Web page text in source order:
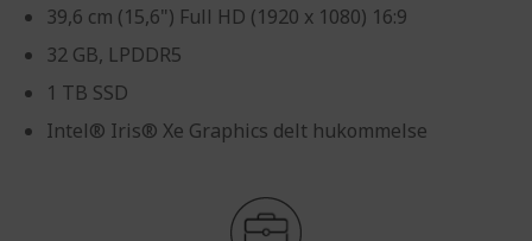
39,6 cm (15,6") Full HD (1920 x 1080) 16:9
32 GB, LPDDR5
1 TB SSD
Intel® Iris® Xe Graphics delt hukommelse